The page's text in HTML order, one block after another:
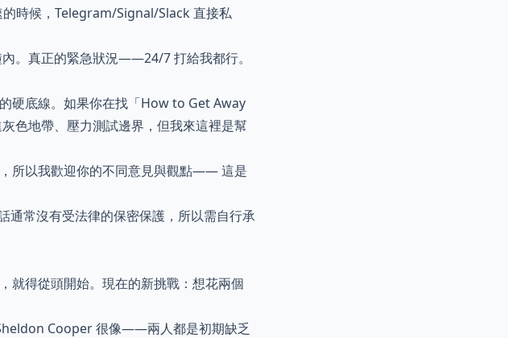
的時候，Telegram/Signal/Slack 直接私
。真正的緊急狀況——24/7 打給我都行。
硬底線。如果你在找「How to Get Away
色地帶、壓力測試邊界，但我來這裡是幫
所以我歡迎你的不同意見與觀點—— 這是
通常沒有受法律的保密保護，所以需自行承
得從頭開始。現在的新挑戰：想花兩個
Cooper 很像——兩人都是初期缺乏